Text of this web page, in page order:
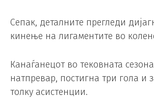
Сепак, деталните прегледи
кинење на лигаментите во
Канаѓанецот во тековната
натпревар, постигна три гола и
толку асистенции.